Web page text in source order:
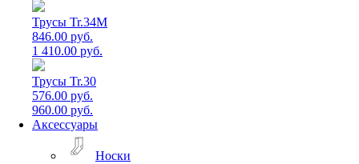
Трусы Tr.34M
846.00 руб.
1 410.00 руб.
Трусы Tr.30
576.00 руб.
960.00 руб.
Аксессуары
Носки